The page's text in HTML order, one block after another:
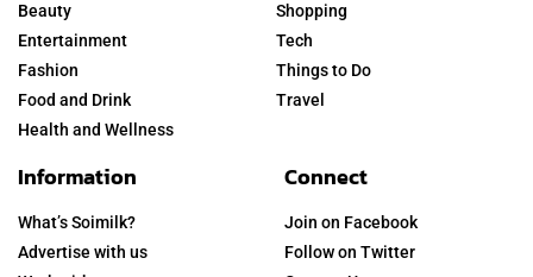
Beauty
Entertainment
Fashion
Food and Drink
Health and Wellness
Shopping
Tech
Things to Do
Travel
Information
What’s Soimilk?
Advertise with us
Connect
Join on Facebook
Follow on Twitter